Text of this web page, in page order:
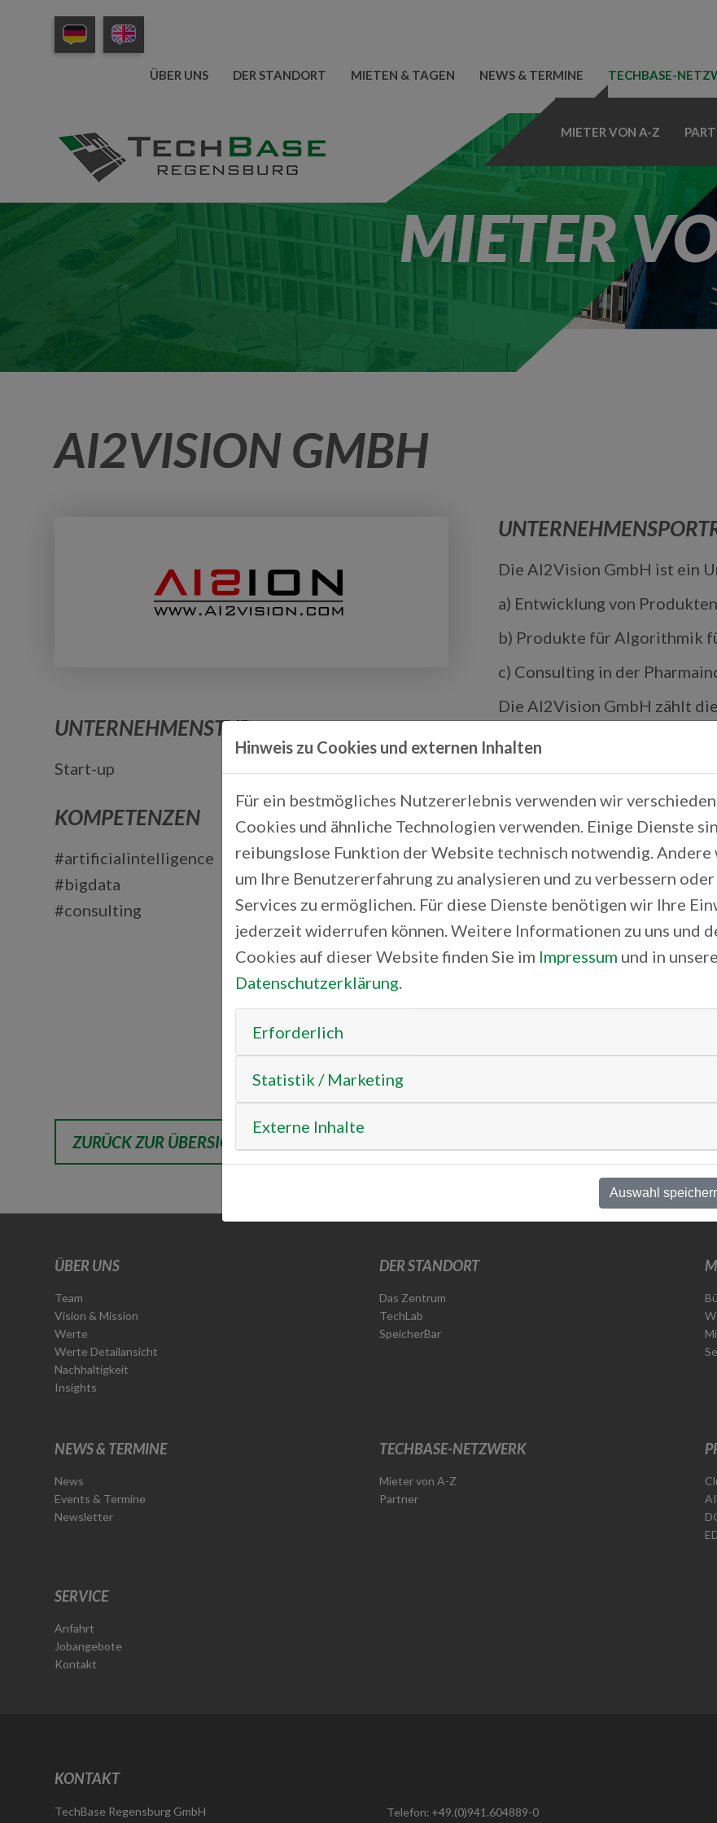
ÜBER UNS DER STANDORT MIETEN & TAGEN NEWS & TERMINE TECHBASE-
MIETER VON A-Z
MIETER
AI2VISION GMBH
UNTERNEHMENSTYP
Start-up
KOMPETENZEN
#artificialintelligence
#bigdata
#consulting
Die AI2Vision GmbH ist ein
a) Entwicklung von
b) Produkte für Algorithmik
c) Consulting in der
Die AI2Vision GmbH zählt
Die Produktentwicklungen
Europäischen
Universität in Rom. Dies
ai2vision.com
Anschrift
Franz-Mayer-Straße 1
93053 Regensburg
Dr. Georg Hartung
ZURÜCK ZUR ÜBERSICHT
ÜBER UNS
Team
Vision & Mission
Werte
Werte Detailansicht
Nachhaltigkeit
Insights
DER STANDORT
Das Zentrum
TechLab
SpeicherBar
NEWS & TERMINE
News
Events & Termine
Newsletter
TECHBASE-NETZWERK
Mieter von A-Z
Partner
SERVICE
Anfahrt
Jobangebote
Kontakt
KONTAKT
TechBase Regensburg GmbH
Telefon: +49.(0)941.604889-0
Hinweis zu Cookies und externen Inhalten
Für ein bestmögliches Nutzererlebnis verwenden wir
Cookies und ähnliche Technologien verwenden. Einige Dienste
reibungslose Funktion der Website technisch notwendig. Andere
um Ihre Benutzererfahrung zu analysieren und zu verbessern
Services zu ermöglichen. Für diese Dienste benötigen wir Ihre
jederzeit widerrufen können. Weitere Informationen zu uns und
Cookies auf dieser Website finden Sie im Impressum und in
Datenschutzerklärung.
Erforderlich
Statistik / Marketing
Externe Inhalte
Auswahl